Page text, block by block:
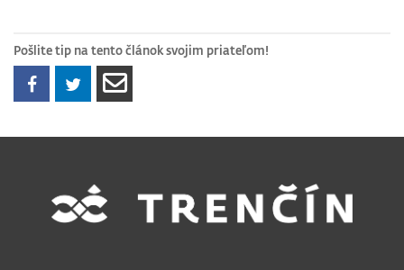
Pošlite tip na tento článok svojim priateľom!